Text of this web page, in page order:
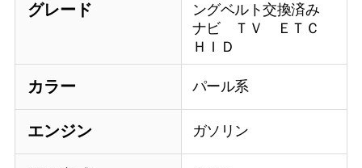
グレード
ングベルト交換済み
ナビ ＴＶ ＥＴＣ
ＨＩＤ
カラー パール系
エンジン ガソリン